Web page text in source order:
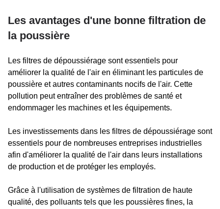
Les avantages d'une bonne filtration de
la poussière
Les filtres de dépoussiérage sont essentiels pour
améliorer la qualité de l'air en éliminant les particules de
poussière et autres contaminants nocifs de l'air. Cette
pollution peut entraîner des problèmes de santé et
endommager les machines et les équipements.
Les investissements dans les filtres de dépoussiérage sont
essentiels pour de nombreuses entreprises industrielles
afin d'améliorer la qualité de l'air dans leurs installations
de production et de protéger les employés.
Grâce à l'utilisation de systèmes de filtration de haute
qualité, des polluants tels que les poussières fines, la